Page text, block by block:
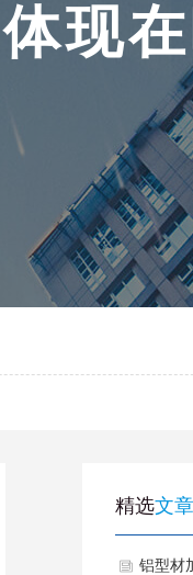
体现在
精选文章
铝型材